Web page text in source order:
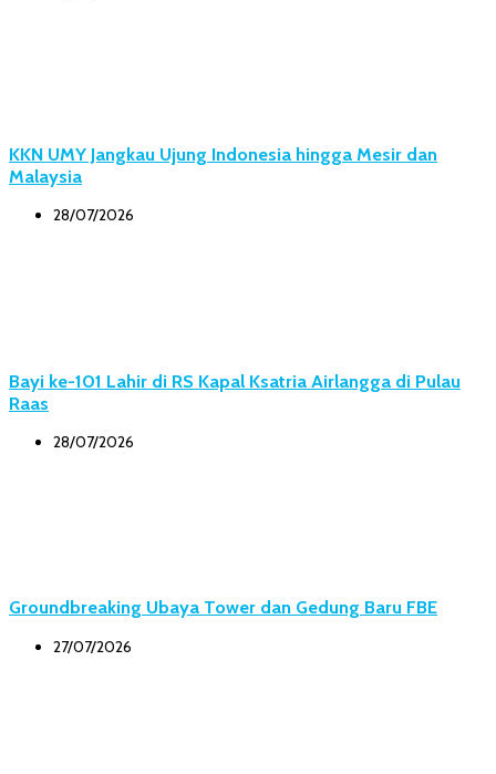
KKN UMY Jangkau Ujung Indonesia hingga Mesir dan
Malaysia
28/07/2026
Bayi ke-101 Lahir di RS Kapal Ksatria Airlangga di Pulau
Raas
28/07/2026
Groundbreaking Ubaya Tower dan Gedung Baru FBE
27/07/2026